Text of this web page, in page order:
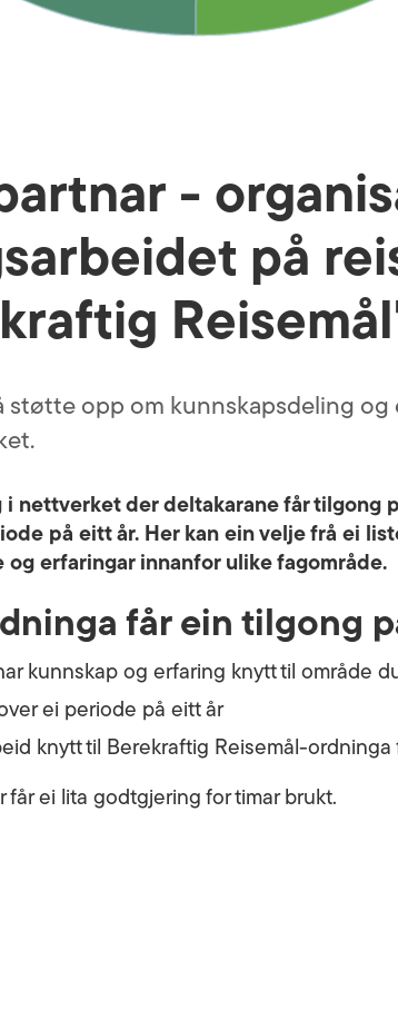
-
på
støtte opp om kunnskapsdeling
nettverket der deltakarane får tilgong
på eitt år. Her kan ein velje frå ei
erfaringar innanfor ulike fagområde.
får ein tilgong
kunnskap og erfaring knytt til område
ei periode på eitt år
knytt til Berekraftig Reisemål-
ei lita godtgjering for timar brukt.